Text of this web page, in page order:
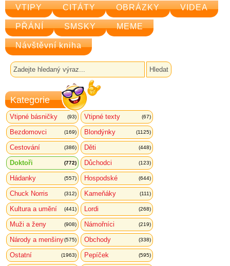
VTIPY CITÁTY OBRÁZKY VIDEA
PŘÁNÍ SMSKY MEME
Návštěvní kniha
Kategorie
Vtipné básničky (93) Vtipné texty (67)
Bezdomovci (169) Blondýnky (1125)
Cestování (386) Děti (448)
Doktoři (772) Důchodci (123)
Hádanky (557) Hospodské (644)
Chuck Norris (312) Kameňáky (111)
Kultura a umění (441) Lordi (268)
Muži a ženy (908) Námořníci (219)
Národy a menšiny(575) Obchody (338)
Ostatní (1963) Pepíček (595)